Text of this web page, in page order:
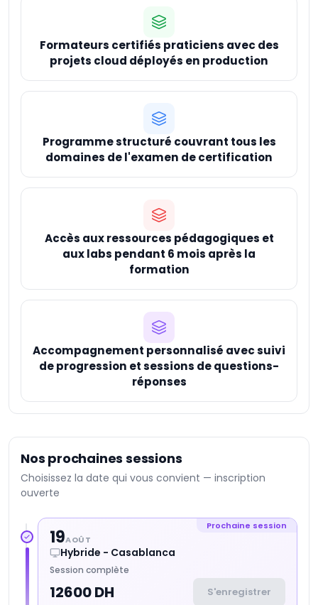
Formateurs certifiés praticiens avec des
projets cloud déployés en production
Programme structuré couvrant tous les
domaines de l'examen de certification
Accès aux ressources pédagogiques et
aux labs pendant 6 mois après la
formation
Accompagnement personnalisé avec suivi
de progression et sessions de questions-
réponses
Nos prochaines sessions
Choisissez la date qui vous convient — inscription
ouverte
Prochaine session
19AOÛT
Hybride - Casablanca
Session complète
12600 DH S'enregistrer